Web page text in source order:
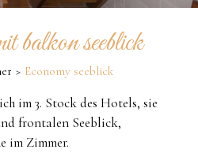
balkon seeblick
Economy seeblick
im 3. Stock des Hotels, sie
frontalen Seeblick,
im Zimmer.